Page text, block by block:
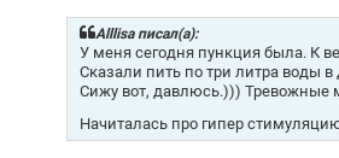
Alllisa писал(а):
У меня сегодня пункция была. К
Сказали пить по три литра воды
Сижу вот, давлюсь.))) Тревожные
Начиталась про гипер